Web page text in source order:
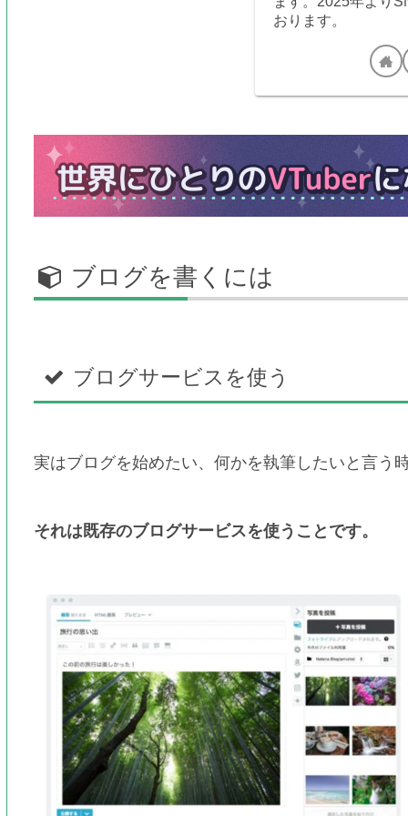
おります。
ブログを書くには
ブログサービスを使う
実はブログを始めたい、何かを執筆したいと言う
それは既存のブログサービスを使うことです。